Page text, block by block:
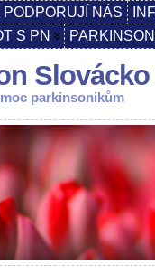
PODPORUJÍ NÁS
S PN
Slovácko
parkinsonikům